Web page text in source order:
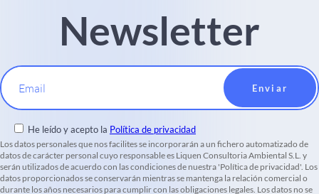
Newsletter
Email
He leído y acepto la Política de privacidad
Los datos personales que nos facilites se incorporarán a un fichero automatizado de
datos de carácter personal cuyo responsable es Liquen Consultoria Ambiental S.L. y
serán utilizados de acuerdo con las condiciones de nuestra 'Política de privacidad'. Los
datos proporcionados se conservarán mientras se mantenga la relación comercial o
durante los años necesarios para cumplir con las obligaciones legales. Los datos no se